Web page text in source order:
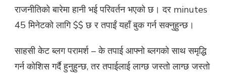
राजनीतिको बारेमा हानी भई परिवर्तन भएको छ। दर minutes
45 मिनेटको लागि $$ छ र तपाईं यहाँ बुक गर्न सक्नुहुन्छ।
साहसी केट ब्लग परामर्श – के तपाई आफ्नो ब्लगको साथ समृद्धि
गर्न कोशिस गर्दै हुनुहुन्छ, तर तपाईलाई लाग्छ जस्तो लाग्छ जस्तो